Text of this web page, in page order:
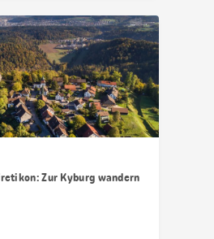
Zur Kyburg wandern